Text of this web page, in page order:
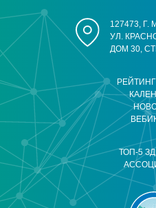
ТОП-5
127473, Г.
УЛ.
ДОМ 30,